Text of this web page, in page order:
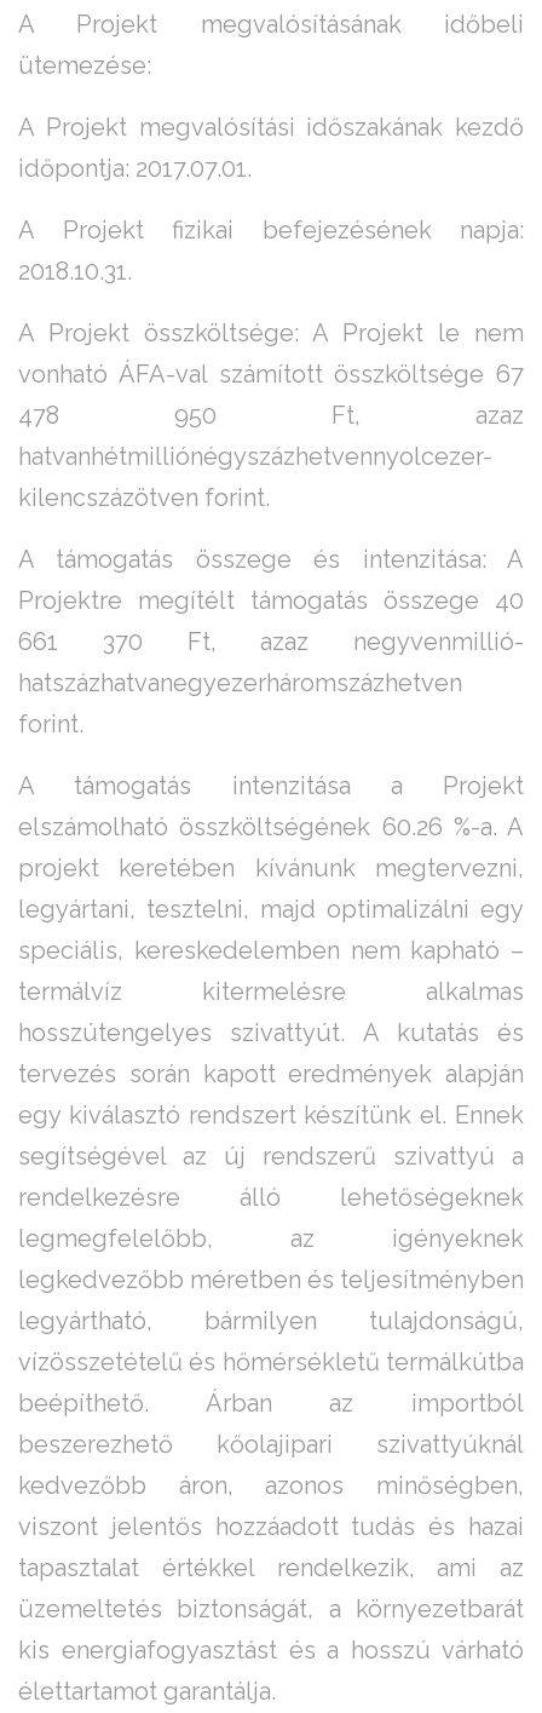
A Projekt megvalósításának időbeli
ütemezése:
A Projekt megvalósítási időszakának kezdő
időpontja: 2017.07.01.
A Projekt fizikai befejezésének napja:
2018.10.31.
A Projekt összköltsége: A Projekt le nem
vonható ÁFA-val számított összköltsége 67
478 950 Ft, azaz
hatvanhétmilliónégyszázhetvennyolcezer-
kilencszázötven forint.
A támogatás összege és intenzitása: A
Projektre megítélt támogatás összege 40
661 370 Ft, azaz negyvenmillió-
hatszázhatvanegyezerháromszázhetven
forint.
A támogatás intenzitása a Projekt
elszámolható összköltségének 60.26 %-a. A
projekt keretében kívánunk megtervezni,
legyártani, tesztelni, majd optimalizálni egy
speciális, kereskedelemben nem kapható –
termálvíz kitermelésre alkalmas
hosszútengelyes szivattyút. A kutatás és
tervezés során kapott eredmények alapján
egy kiválasztó rendszert készítünk el. Ennek
segítségével az új rendszerű szivattyú a
rendelkezésre álló lehetőségeknek
legmegfelelőbb, az igényeknek
legkedvezőbb méretben és teljesítményben
legyártható, bármilyen tulajdonságú,
vízösszetételű és hőmérsékletű termálkútba
beépíthető. Árban az importból
beszerezhető kőolajipari szivattyúknál
kedvezőbb áron, azonos minőségben,
viszont jelentős hozzáadott tudás és hazai
tapasztalat értékkel rendelkezik, ami az
üzemeltetés biztonságát, a környezetbarát
kis energiafogyasztást és a hosszú várható
élettartamot garantálja.